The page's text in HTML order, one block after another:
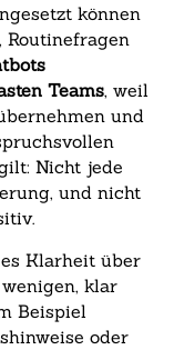
können
Routinefragen
Teams, weil
und
Nicht jede
und nicht
Klarheit über
klar
Beispiel
oder